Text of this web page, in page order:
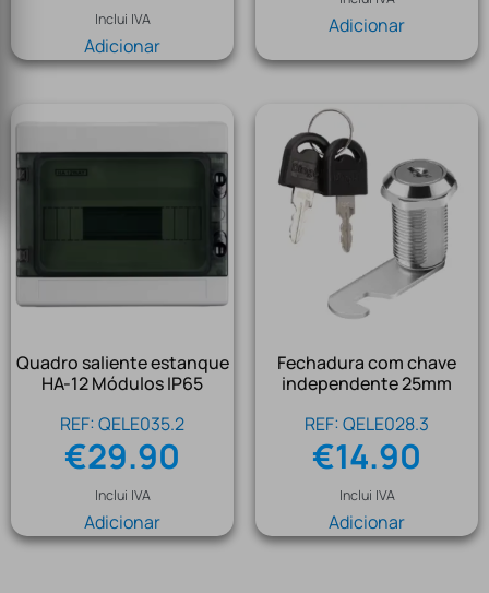
Inclui IVA
Adicionar
Adicionar
Quadro saliente estanque
HA-12 Módulos IP65
REF: QELE035.2
€29.90
Inclui IVA
Adicionar
Fechadura com chave
independente 25mm
REF: QELE028.3
€14.90
Inclui IVA
Adicionar